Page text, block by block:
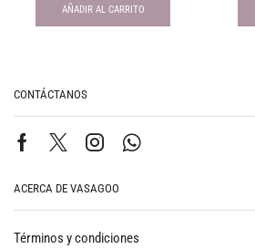
AÑADIR AL CARRITO
CONTÁCTANOS
ACERCA DE VASAGOO
Términos y condiciones